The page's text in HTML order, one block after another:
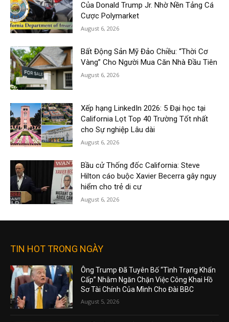
Của Donald Trump Jr. Nhờ Nền Tảng Cá
Cược Polymarket
August 6, 2026
Bất Động Sản Mỹ Đảo Chiều: “Thời Cơ
Vàng” Cho Người Mua Căn Nhà Đầu Tiên
August 6, 2026
Xếp hạng LinkedIn 2026: 5 Đại học tại
California Lọt Top 40 Trường Tốt nhất
cho Sự nghiệp Lâu dài
August 6, 2026
Bầu cử Thống đốc California: Steve
Hilton cáo buộc Xavier Becerra gây nguy
hiểm cho trẻ di cư
August 6, 2026
TIN HOT TRONG NGÀY
Ông Trump Đã Tuyên Bố “Tình Trạng Khẩn
Cấp” Nhằm Ngăn Chặn Việc Công Khai Hồ
Sơ Tài Chính Của Mình Cho Đài BBC
August 5, 2026